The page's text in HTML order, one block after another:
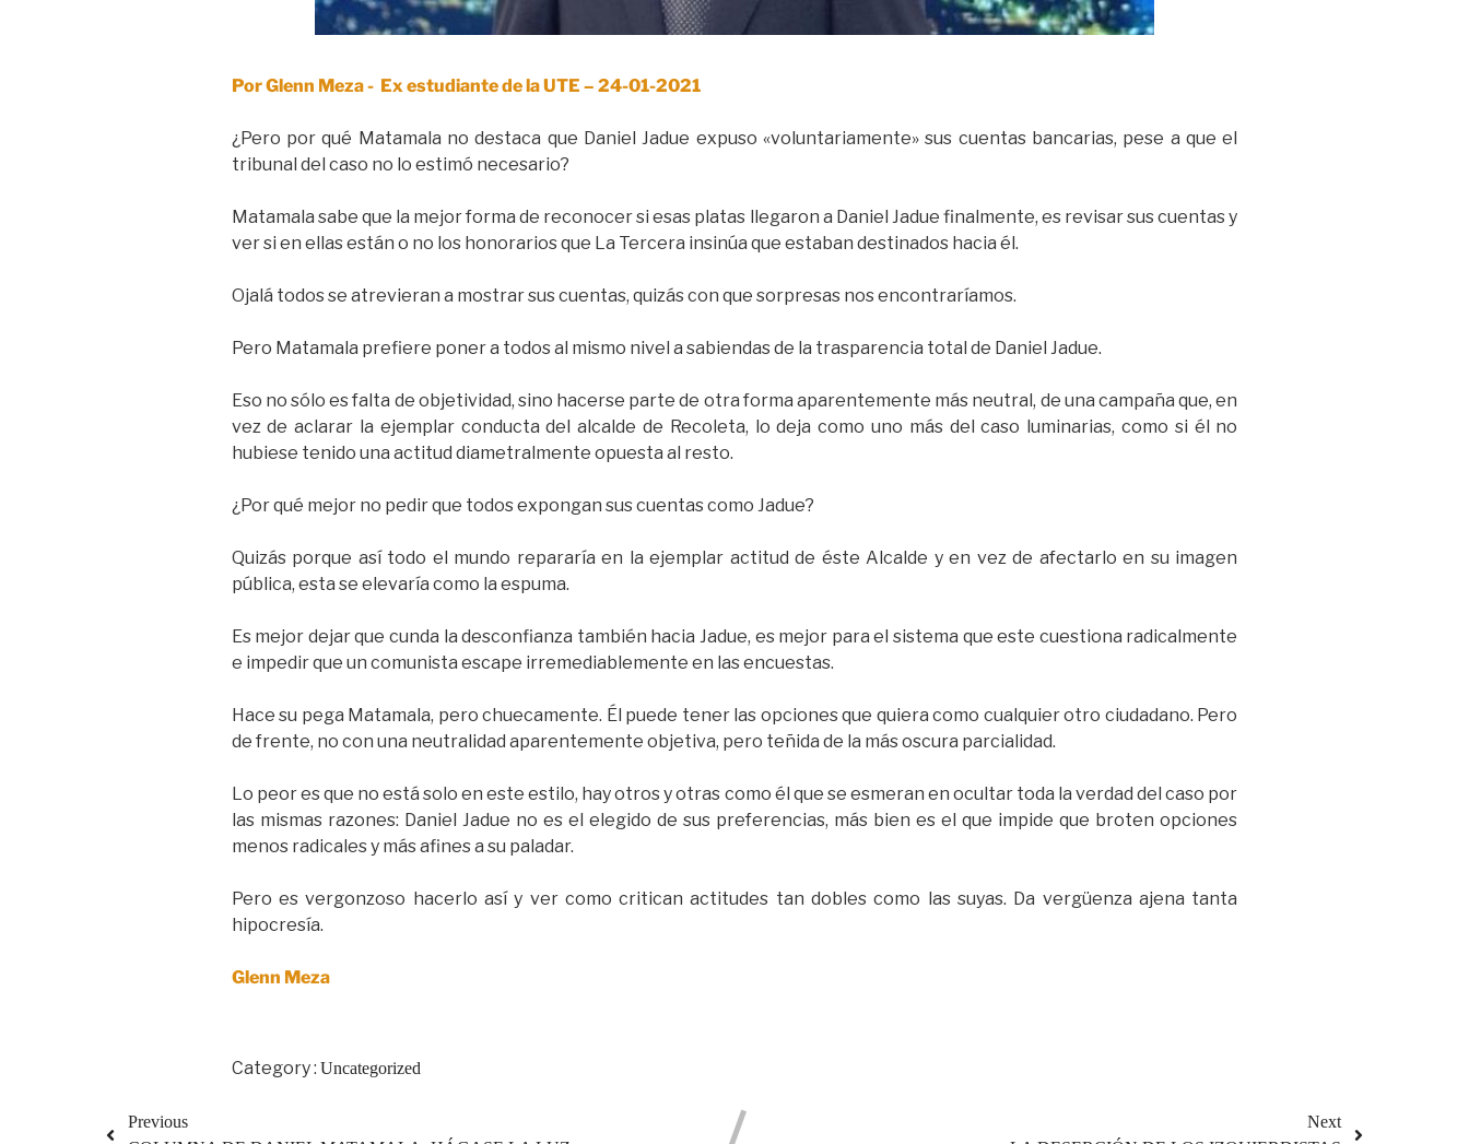
Por Glenn Meza - Ex estudiante de la UTE – 24-01-2021
¿Pero por qué Matamala no destaca que Daniel Jadue expuso «voluntariamente» sus cuentas bancarias, pese a que el
tribunal del caso no lo estimó necesario?
Matamala sabe que la mejor forma de reconocer si esas platas llegaron a Daniel Jadue finalmente, es revisar sus cuentas y
ver si en ellas están o no los honorarios que La Tercera insinúa que estaban destinados hacia él.
Ojalá todos se atrevieran a mostrar sus cuentas, quizás con que sorpresas nos encontraríamos.
Pero Matamala prefiere poner a todos al mismo nivel a sabiendas de la trasparencia total de Daniel Jadue.
Eso no sólo es falta de objetividad, sino hacerse parte de otra forma aparentemente más neutral, de una campaña que, en
vez de aclarar la ejemplar conducta del alcalde de Recoleta, lo deja como uno más del caso luminarias, como si él no
hubiese tenido una actitud diametralmente opuesta al resto.
¿Por qué mejor no pedir que todos expongan sus cuentas como Jadue?
Quizás porque así todo el mundo repararía en la ejemplar actitud de éste Alcalde y en vez de afectarlo en su imagen
pública, esta se elevaría como la espuma.
Es mejor dejar que cunda la desconfianza también hacia Jadue, es mejor para el sistema que este cuestiona radicalmente
e impedir que un comunista escape irremediablemente en las encuestas.
Hace su pega Matamala, pero chuecamente. Él puede tener las opciones que quiera como cualquier otro ciudadano. Pero
de frente, no con una neutralidad aparentemente objetiva, pero teñida de la más oscura parcialidad.
Lo peor es que no está solo en este estilo, hay otros y otras como él que se esmeran en ocultar toda la verdad del caso por
las mismas razones: Daniel Jadue no es el elegido de sus preferencias, más bien es el que impide que broten opciones
menos radicales y más afines a su paladar.
Pero es vergonzoso hacerlo así y ver como critican actitudes tan dobles como las suyas. Da vergüenza ajena tanta
hipocresía.
Glenn Meza
Category : Uncategorized
Previous
Next